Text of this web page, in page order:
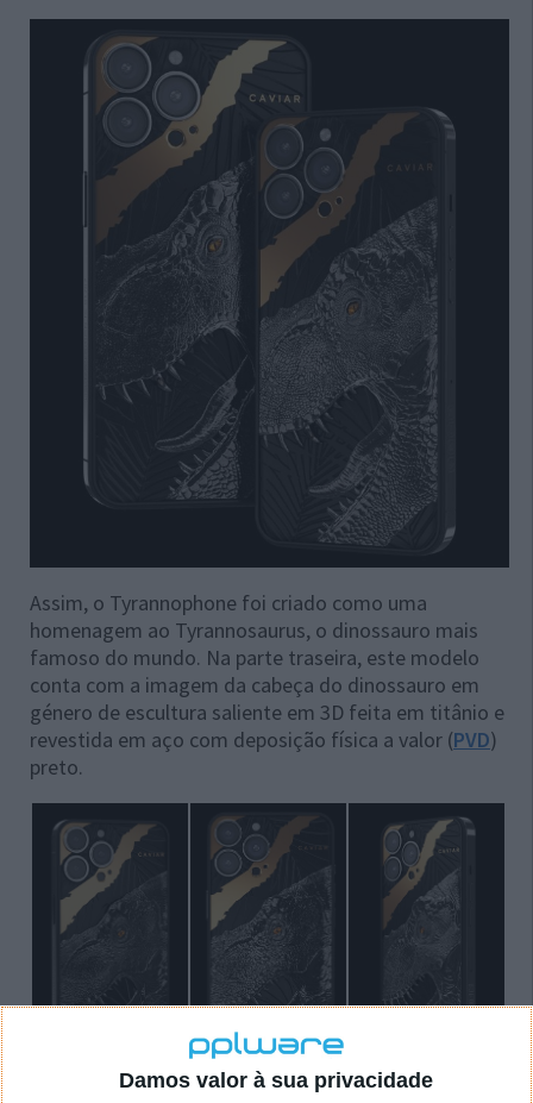
Damos valor à sua privacidade
Assim, o Tyrannophone foi criado como uma
homenagem ao Tyrannosaurus, o dinossauro mais
famoso do mundo. Na parte traseira, este modelo
conta com a imagem da cabeça do dinossauro em
género de escultura saliente em 3D feita em titânio e
revestida em aço com deposição física a valor (PVD)
preto.